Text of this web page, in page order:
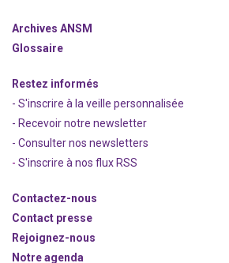
Archives ANSM
Glossaire
Restez informés
- S'inscrire à la veille personnalisée
- Recevoir notre newsletter
- Consulter nos newsletters
- S'inscrire à nos flux RSS
Contactez-nous
Contact presse
Rejoignez-nous
Notre agenda